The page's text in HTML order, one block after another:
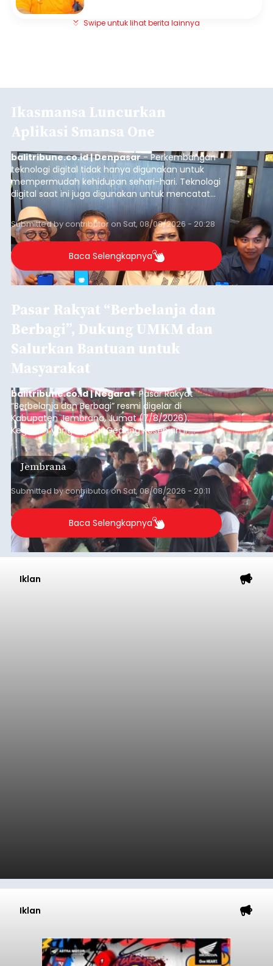
Swipe untuk lihat berita lainnya
Ikasmansa Luncurkan
Aplikasi Smansa One
balitribune.co.id | Denpasar- Perkembangan
teknologi digital tidak hanya digunakan untuk
mempermudah kehidupan sehari-hari. Teknologi
digital saat ini juga digunakan untuk mencatat
dan mengelola data base alumni dari suatu
sekolah, salah satunya adalah alumni SMA 1
Denpasar.
Submitted bycontributoronSat, 08/08/2026 - 20:28
Baca Selengkapnya
Pasar Rakyat “Berbelanja dan
Berbagi”, Dukung UMKM dan
Salurkan Bantuan untuk
Masyarakat
balitribune.co.id | Negara- Pasar Rakyat
“Berbelanja dan Berbagi” resmi digelar di
Kabupaten Jembrana, Jumat (7/8/2026).
Kegiatan yang digelar Gedung Kesenian Ir.
Soekarno ini memadukan pemberdayaan
ekonomi masyarakat dengan aksi sosial tersebut
mendapat antusiasme tinggi dan mencatat nilai
transaksi mencapai Rp672.733.200.
Jembrana
Submitted bycontributoronSat, 08/08/2026 - 20:11
Baca Selengkapnya
Iklan
Iklan